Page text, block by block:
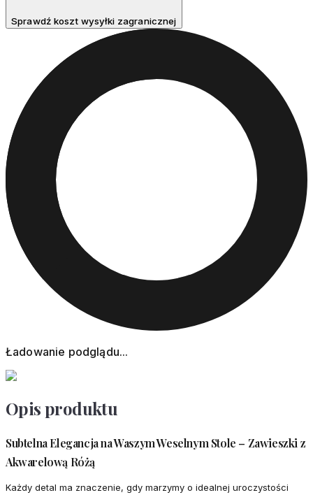
Sprawdź koszt wysyłki zagranicznej
Ładowanie podglądu...
Opis produktu
Subtelna Elegancja na Waszym Weselnym Stole – Zawieszki z
Akwarelową Różą
Każdy detal ma znaczenie, gdy marzymy o idealnej uroczystości